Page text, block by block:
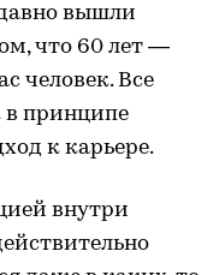
вышли
что 60 лет —
человек. Все
в принципе
к карьере.
внутри